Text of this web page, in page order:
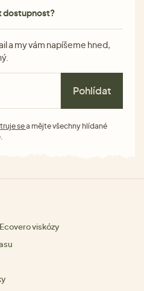
dostupnost?
a my vám napíšeme hned,
Pohlídat
sea mějte všechny hlídané
viskózy